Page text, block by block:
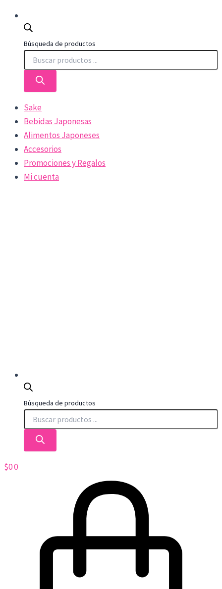
Búsqueda de productos
Sake
Bebidas Japonesas
Alimentos Japoneses
Accesorios
Promociones y Regalos
Mi cuenta
Búsqueda de productos
$00